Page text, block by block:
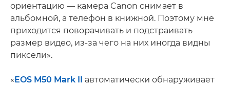
ориентацию — камера Canon снимает в
альбомной, а телефон в книжной. Поэтому мне
приходится поворачивать и подстраивать
размер видео, из-за чего на них иногда видны
пиксели».
«EOS M50 Mark II автоматически обнаруживает